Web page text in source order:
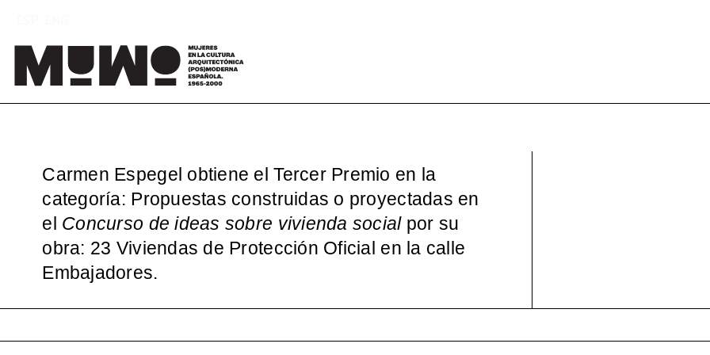
al
contenido
MuWo – Mujeres en la
Carmen Espegel obtiene el Tercer Premio en la
categoría: Propuestas construidas o proyectadas en
el Concurso de ideas sobre vivienda social por su
obra: 23 Viviendas de Protección Oficial en la calle
Embajadores.